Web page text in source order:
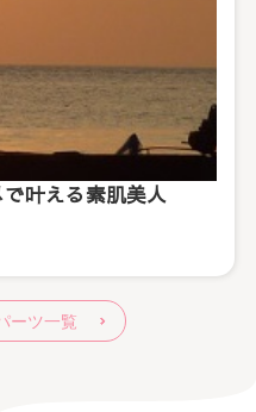
叶える素肌美人
ーツ一覧